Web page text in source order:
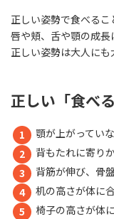
正しい姿勢で食べる
唇や頬、舌や顎の成長
正しい姿勢は大人にも
正しい「食べ
顎が上がってい
背もたれに寄り
背筋が伸び、骨
机の高さが体に
椅子の高さが体